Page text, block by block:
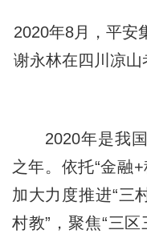
2020年8月，平安
谢永林在四川凉山
2020年是我国
之年。依托“金融
加大力度推进“三
村教”，聚焦“三